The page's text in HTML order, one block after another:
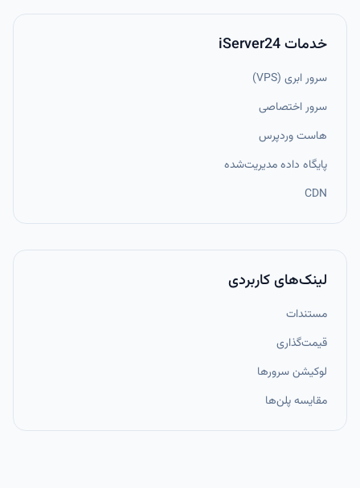
خدمات iServer24
سرور ابری (VPS)
سرور اختصاصی
هاست وردپرس
پایگاه داده مدیریت‌شده
CDN
لینک‌های کاربردی
مستندات
قیمت‌گذاری
لوکیشن سرورها
مقایسه پلن‌ها